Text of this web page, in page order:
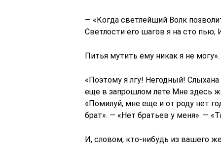
— «Когда светлейший Волк
Светлости его шагов я на сто пью;
Питья мутить ему никак я не
«Поэтому я лгу! Негодный!
еще в запрошлом лете Мне здесь
«Помилуй, мне еще и от роду нет
брат». — «Нет братьев у меня». —
И, словом, кто-нибудь из вашего